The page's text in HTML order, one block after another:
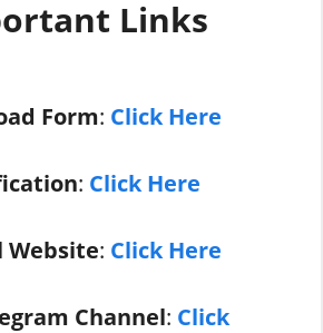
Links
Form: Click Here
: Click Here
Website: Click Here
Channel: Click